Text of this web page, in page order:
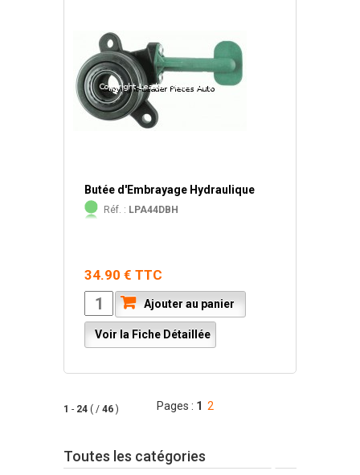
Butée d'Embrayage Hydraulique
Réf. : LPA44DBH
34.90 € TTC
Ajouter au panier
Voir la Fiche Détaillée
1 - 24 ( / 46 ) Pages : 1 2
Toutes les catégories